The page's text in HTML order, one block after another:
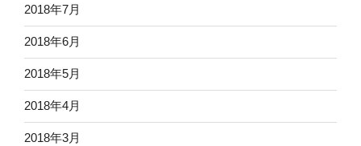
2018年7月
2018年6月
2018年5月
2018年4月
2018年3月